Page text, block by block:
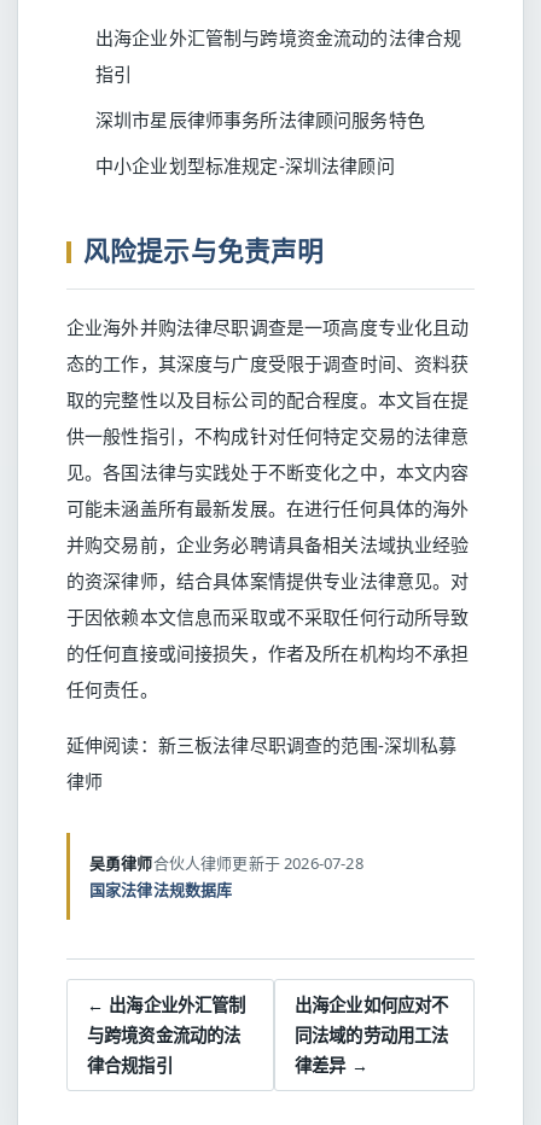
出海企业外汇管制与跨境资金流动的法律合规
指引
深圳市星辰律师事务所法律顾问服务特色
中小企业划型标准规定-深圳法律顾问
风险提示与免责声明
企业海外并购法律尽职调查是一项高度专业化且动
态的工作，其深度与广度受限于调查时间、资料获
取的完整性以及目标公司的配合程度。本文旨在提
供一般性指引，不构成针对任何特定交易的法律意
见。各国法律与实践处于不断变化之中，本文内容
可能未涵盖所有最新发展。在进行任何具体的海外
并购交易前，企业务必聘请具备相关法域执业经验
的资深律师，结合具体案情提供专业法律意见。对
于因依赖本文信息而采取或不采取任何行动所导致
的任何直接或间接损失，作者及所在机构均不承担
任何责任。
延伸阅读： 新三板法律尽职调查的范围-深圳私募
律师
吴勇律师合伙人律师更新于 2026-07-28
国家法律法规数据库
← 出海企业外汇管制
与跨境资金流动的法
律合规指引
出海企业如何应对不
同法域的劳动用工法
律差异 →